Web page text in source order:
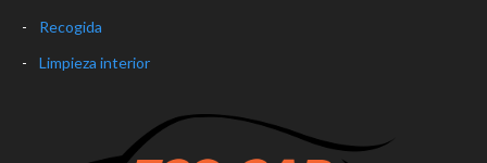
Recogida
Limpieza interior